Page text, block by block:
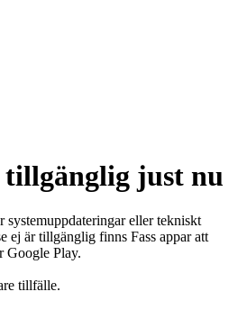
tillgänglig just nu
systemuppdateringar eller tekniskt
ej är tillgänglig finns Fass appar att
Google Play.
tillfälle.